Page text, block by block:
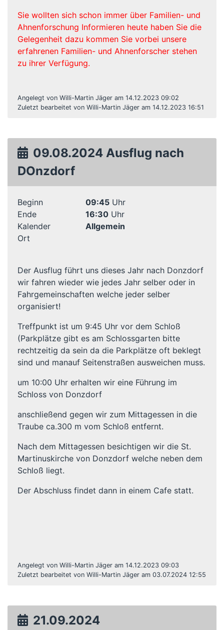
Sie wollten sich schon immer über Familien- und
Ahnenforschung Informieren heute haben Sie die
Gelegenheit dazu kommen Sie vorbei unsere
erfahrenen Familien- und Ahnenforscher stehen
zu ihrer Verfügung.
Angelegt von Willi-Martin Jäger am 14.12.2023 09:02
Zuletzt bearbeitet von Willi-Martin Jäger am 14.12.2023 16:51
09.08.2024 Ausflug nach
DOnzdorf
Beginn 09:45Uhr
Ende
16:30Uhr
Kalender
Allgemein
Ort
Der Ausflug führt uns dieses Jahr nach Donzdorf
wir fahren wieder wie jedes Jahr selber oder in
Fahrgemeinschaften welche jeder selber
organisiert!
Treffpunkt ist um 9:45 Uhr vor dem Schloß
(Parkplätze gibt es am Schlossgarten bitte
rechtzeitig da sein da die Parkplätze oft beklegt
sind und manauf Seitenstraßen ausweichen muss.
um 10:00 Uhr erhalten wir eine Führung im
Schloss von Donzdorf
anschließend gegen wir zum Mittagessen in die
Traube ca.300 m vom Schloß entfernt.
Nach dem Mittagessen besichtigen wir die St.
Martinuskirche von Donzdorf welche neben dem
Schloß liegt.
Der Abschluss findet dann in einem Cafe statt.
Angelegt von Willi-Martin Jäger am 14.12.2023 09:03
Zuletzt bearbeitet von Willi-Martin Jäger am 03.07.2024 12:55
21.09.2024